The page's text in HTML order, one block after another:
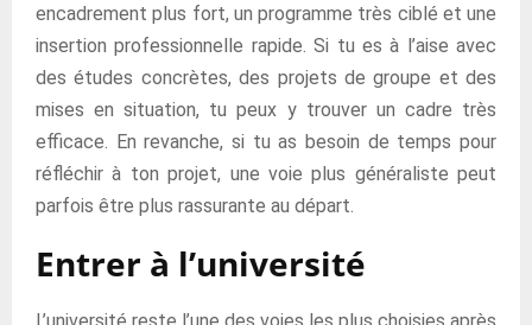
encadrement plus fort, un programme très ciblé et une
insertion professionnelle rapide. Si tu es à l’aise avec
des études concrètes, des projets de groupe et des
mises en situation, tu peux y trouver un cadre très
efficace. En revanche, si tu as besoin de temps pour
réfléchir à ton projet, une voie plus généraliste peut
parfois être plus rassurante au départ.
Entrer à l’université